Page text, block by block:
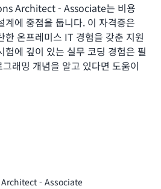
Architect - Associate는 비용
계에 중점을 둡니다. 이 자격증은
한 온프레미스 IT 경험을 갖춘 지원
험에 깊이 있는 실무 코딩 경험은 필
래밍 개념을 알고 있다면 도움이
- Associate